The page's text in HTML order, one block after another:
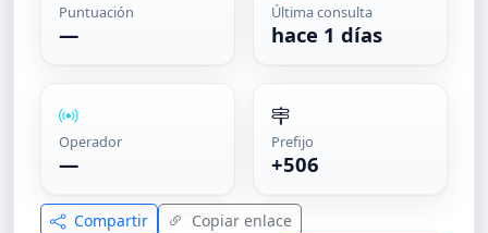
Puntuación
—
Última consulta
hace 1 días
Operador
—
Prefijo
+506
Compartir
Copiar enlace